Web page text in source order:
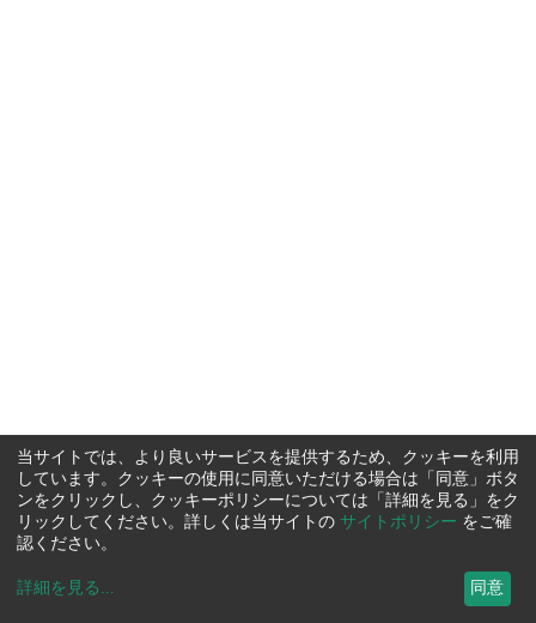
当サイトでは、より良いサービスを提供するため、クッキーを利用
しています。クッキーの使用に同意いただける場合は「同意」ボタ
ンをクリックし、クッキーポリシーについては「詳細を見る」をク
リックしてください。詳しくは当サイトの サイトポリシー をご確
認ください。
詳細を見る ... 同意